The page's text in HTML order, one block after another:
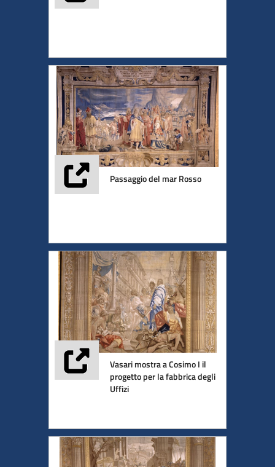
Passaggio del mar Rosso
Vasari mostra a Cosimo I il
progetto per la fabbrica degli
Uffizi